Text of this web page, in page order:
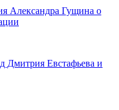
Александра Гущина о
Дмитрия Евстафьева и